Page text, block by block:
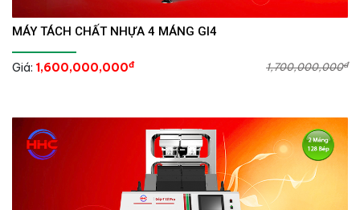
MÁY TÁCH CHẤT NHỰA 4 MÁNG GI4
Giá: 1,600,000,000đ 1,700,000,000đ